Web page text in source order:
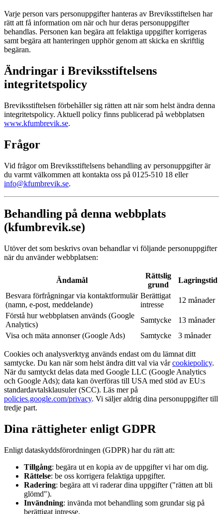
Varje person vars personuppgifter hanteras av Breviksstiftelsen har
rätt att få information om när och hur deras personuppgifter
behandlas. Personen kan begära att felaktiga uppgifter korrigeras
samt begära att hanteringen upphör genom att skicka en skriftlig
begäran.
Ändringar i Breviksstiftelsens
integritetspolicy
Breviksstiftelsen förbehåller sig rätten att när som helst ändra denna
integritetspolicy. Aktuell policy finns publicerad på webbplatsen
www.kfumbrevik.se.
Frågor
Vid frågor om Breviksstiftelsens behandling av personuppgifter är
du varmt välkommen att kontakta oss på 0125-510 18 eller
info@kfumbrevik.se.
Behandling på denna webbplats
(kfumbrevik.se)
Utöver det som beskrivs ovan behandlar vi följande personuppgifter
när du använder webbplatsen:
Ändamål
Rättslig
grund
Lagringstid
Besvara förfrågningar via kontaktformulär
(namn, e-post, meddelande)
Berättigat
intresse
12 månader
Förstå hur webbplatsen används (Google
Analytics)
Samtycke
13 månader
Visa och mäta annonser (Google Ads)
Samtycke 3 månader
Cookies och analysverktyg används endast om du lämnat ditt
samtycke. Du kan när som helst ändra ditt val via vårcookiepolicy.
När du samtyckt delas data med Google LLC (Google Analytics
och Google Ads); data kan överföras till USA med stöd av EU:s
standardavtalsklausuler (SCC). Läs mer på
policies.google.com/privacy. Vi säljer aldrig dina personuppgifter till
tredje part.
Dina rättigheter enligt GDPR
Enligt dataskyddsförordningen (GDPR) har du rätt att:
Tillgång: begära ut en kopia av de uppgifter vi har om dig.
Rättelse: be oss korrigera felaktiga uppgifter.
Radering: begära att vi raderar dina uppgifter ("rätten att bli
glömd").
Invändning: invända mot behandling som grundar sig på
berättigat intresse.